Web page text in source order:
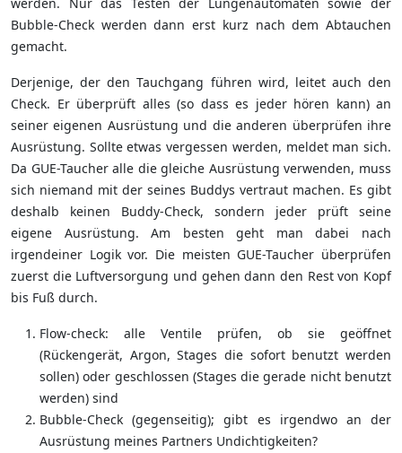
werden. Nur das Testen der Lungenautomaten sowie der
Bubble-Check werden dann erst kurz nach dem Abtauchen
gemacht.
Derjenige, der den Tauchgang führen wird, leitet auch den
Check. Er überprüft alles (so dass es jeder hören kann) an
seiner eigenen Ausrüstung und die anderen überprüfen ihre
Ausrüstung. Sollte etwas vergessen werden, meldet man sich.
Da GUE-Taucher alle die gleiche Ausrüstung verwenden, muss
sich niemand mit der seines Buddys vertraut machen. Es gibt
deshalb keinen Buddy-Check, sondern jeder prüft seine
eigene Ausrüstung. Am besten geht man dabei nach
irgendeiner Logik vor. Die meisten GUE-Taucher überprüfen
zuerst die Luftversorgung und gehen dann den Rest von Kopf
bis Fuß durch.
Flow-check: alle Ventile prüfen, ob sie geöffnet
(Rückengerät, Argon, Stages die sofort benutzt werden
sollen) oder geschlossen (Stages die gerade nicht benutzt
werden) sind
Bubble-Check (gegenseitig); gibt es irgendwo an der
Ausrüstung meines Partners Undichtigkeiten?